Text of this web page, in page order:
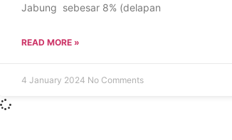
Jabung sebesar 8% (delapan
READ MORE »
4 January 2024 No Comments